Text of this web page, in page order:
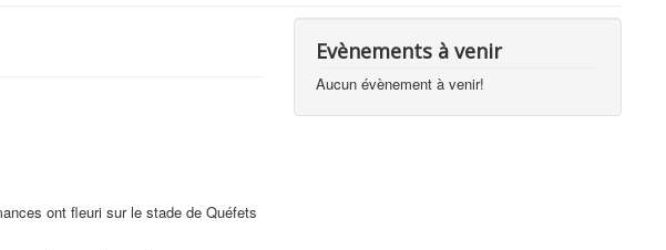
ont fleuri sur le stade de Quéfets
Evènements à venir
Aucun évènement à venir!